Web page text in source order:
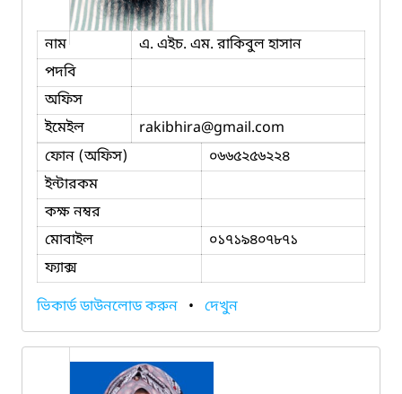
নাম
এ. এইচ. এম. রাকিবুল হাসান
পদবি
অফিস
ইমেইল
rakibhira@gmail.com
ফোন (অফিস)
০৬৬৫২৫৬২২৪
ইন্টারকম
কক্ষ নম্বর
মোবাইল
০১৭১৯৪০৭৮৭১
ফ্যাক্স
ভিকার্ড ডাউনলোড করুন • দেখুন